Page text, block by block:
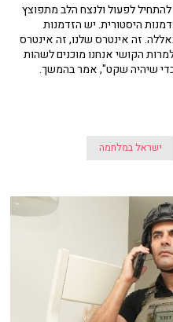
לפעול ולנצח הלב מתפוצץ
היסטורית. יש הזדמנות
זה אינטרס שלנו, זה אינטרס
הקושי אנחנו מוכנים לשהות
שיהיה שקט", אמר בהמשך.
ישראל במלחמה